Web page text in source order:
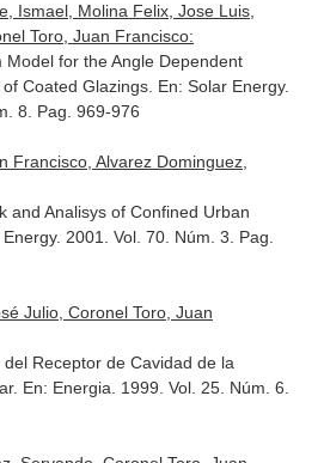
Ismael, Molina Felix, Jose Luis,
Toro, Juan Francisco:
Model for the Angle Dependent
Coated Glazings. En: Solar Energy.
8. Pag. 969-976
Francisco, Alvarez Dominguez,
and Analisys of Confined Urban
. 2001. Vol. 70. Núm. 3. Pag.
Julio, Coronel Toro, Juan
Receptor de Cavidad de la
En: Energia . 1999. Vol. 25. Núm. 6.